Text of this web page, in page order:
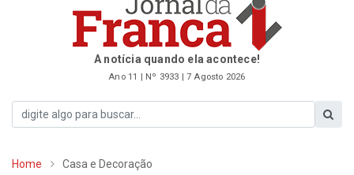
A notícia quando ela acontece!
Ano 11 | Nº 3933 | 7 Agosto 2026
Home Casa e Decoração